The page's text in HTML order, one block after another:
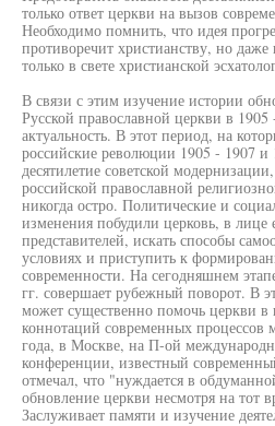
только ответ церкви на вызов
Необходимо помнить, что идея
противоречит христианству, но
только в свете христианской
В связи с этим изучение истории
Русской православной церкви в
актуальность. В этот период, на
российские революции 1905 - 1907 и
десятилетие советской
российской православной
никогда остро. Политические и
изменения побудили церковь, в
представителей, искать способы
условиях и приступить к
современности. На сегодняшнем
гг. совершает рубежный поворот. В
может существенно помочь церкви в
коннотаций современных процессов
года, в Москве, на П-ой
конференции, известный
отмечал, что "нуждается в
обновление церкви несмотря на тот
Заслуживает памяти и изучение